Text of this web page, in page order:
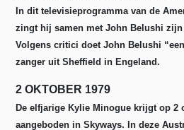
In dit televisieprogramma van de
zingt hij samen met John Belushi zijn
Volgens critici doet John Belushi
zanger uit Sheffield in Engeland.
2 OKTOBER 1979
De elfjarige Kylie Minogue krijgt op 2
aangeboden in Skyways. In deze